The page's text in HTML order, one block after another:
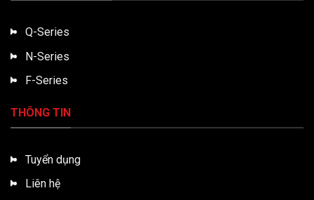
Q-Series
N-Series
F-Series
THÔNG TIN
Tuyển dụng
Liên hệ